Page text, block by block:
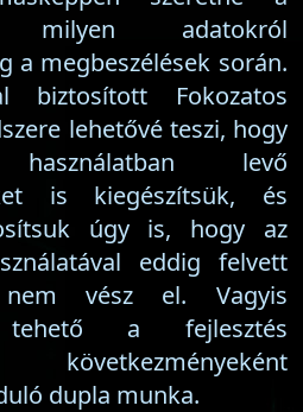
milyen adatokról
a megbeszélések során.
biztosított Fokozatos
lehetővé teszi, hogy
levő
is kiegészítsük, és
úgy is, hogy az
eddig felvett
nem vész el. Vagyis
tehető a fejlesztés
következményeként
dupla munka.